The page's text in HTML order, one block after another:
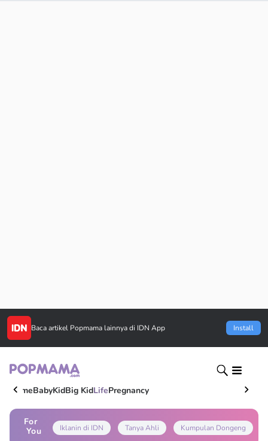
Baca artikel Popmama lainnya di IDN App Install
HomeBabyKidBig KidLifePregnancy
For
You
Iklanin di IDN Tanya Ahli Kumpulan Dongeng